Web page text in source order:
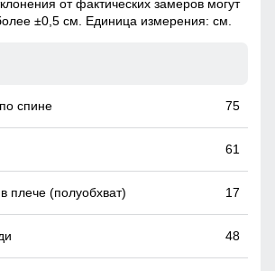
посадке пальто подойдет
с различным типом фигур.
с шлевками подчеркните вашу талию и
от фактических замеров могут
±0,5 см. Единица измерения: см.
75
61
17
48